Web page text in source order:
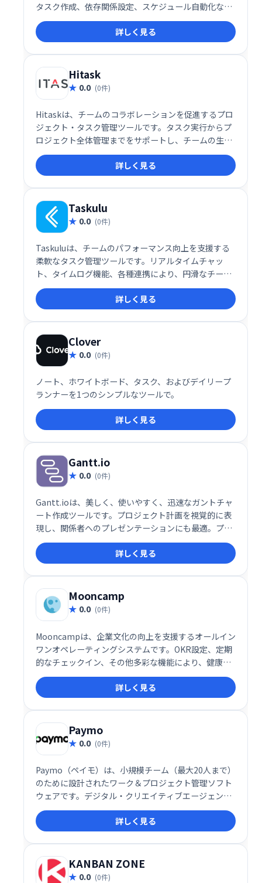
タスク作成、依存関係設定、スケジュール自動化な
ど、複雑なプロジェクトでも容易に管理できます。視
覚的なガントチャートにより、プロジェクトの進捗状
況を明確に把握し、チーム間の連携をスムーズに進め
ることができます。 効率的なプロジェクト管理で、生
産性向上を実現しましょう。
詳しく見る
Hitask
0.0 (0件)
Hitaskは、チームのコラボレーションを促進するプロ
ジェクト・タスク管理ツールです。タスク実行からプ
ロジェクト全体管理までをサポートし、チームの生産
性向上に貢献します。シンプルで使いやすいインター
フェースで、スムーズな連携と効率的な業務遂行を実
現します。
詳しく見る
Taskulu
0.0 (0件)
Taskuluは、チームのパフォーマンス向上を支援する
柔軟なタスク管理ツールです。リアルタイムチャッ
ト、タイムログ機能、各種連携により、円滑なチーム
ワークと生産性向上を実現します。タスク管理を効率
化し、成果最大化を目指せる、頼れるビジネスパート
ナーです。
詳しく見る
Clover
0.0 (0件)
ノート、ホワイトボード、タスク、およびデイリープ
ランナーを1つのシンプルなツールで。
詳しく見る
Gantt.io
0.0 (0件)
Gantt.ioは、美しく、使いやすく、迅速なガントチャ
ート作成ツールです。プロジェクト計画を視覚的に表
現し、関係者へのプレゼンテーションにも最適。プロ
フェッショナルな印象を与え、プロジェクトの推進を
スムーズにします。
詳しく見る
Mooncamp
0.0 (0件)
Mooncampは、企業文化の向上を支援するオールイン
ワンオペレーティングシステムです。OKR設定、定期
的なチェックイン、その他多彩な機能により、健康で
幸福感にあふれ、高いパフォーマンスを発揮できる職
場環境を実現します。社員のエンゲージメントを高
め、組織全体の成長を促進します。
詳しく見る
Paymo
0.0 (0件)
Paymo（ペイモ）は、小規模チーム（最大20人まで）
のために設計されたワーク＆プロジェクト管理ソフト
ウェアです。デジタル・クリエイティブエージェンシ
ー、マーケティング会社、コンサルティングビジネ
ス、ソフトウェア企業、建築設計事務所などに最適な
ツールで、タスク管理から請求書の発行、オンライン
決済までビジネス運営を幅広くサポートします。
詳しく見る
KANBAN ZONE
0.0 (0件)